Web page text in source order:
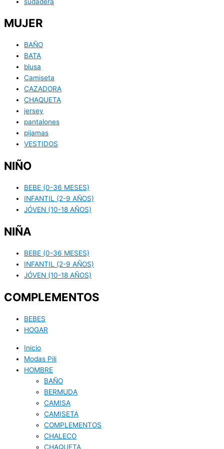
MUJER
BAÑO
BATA
blusa
Camiseta
CAZADORA
CHAQUETA
jersey
pantalones
pijamas
VESTIDOS
NIÑO
BEBE (0-36 MESES)
INFANTIL (2-9 AÑOS)
JÓVEN (10-18 AÑOS)
NIÑA
BEBE (0-36 MESES)
INFANTIL (2-9 AÑOS)
JÓVEN (10-18 AÑOS)
COMPLEMENTOS
BEBES
HOGAR
Inicio
Modas Pili
HOMBRE
BAÑO
BERMUDA
CAMISA
CAMISETA
COMPLEMENTOS
CHALECO
CHAQUETA